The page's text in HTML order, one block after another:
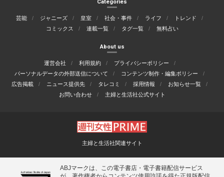
Categories
芸能 ジャニーズ 皇室 社会・事件 ライフ
トレンド
コミックス
連載一覧 タグ一覧 無料占い
About us
運営会社 利用規約
プライバシーポリシー
パーソナルデータの外部送信について
コンテンツ制作・編集ポリシー
広告掲載
ニュース提供先 タレコミ 採用情報
お知らせ一覧
お問い合わせ
主婦と生活社公式サイト
主婦と生活社関連サイト
ABJマークは、この電子書店・電子書籍配信サービス